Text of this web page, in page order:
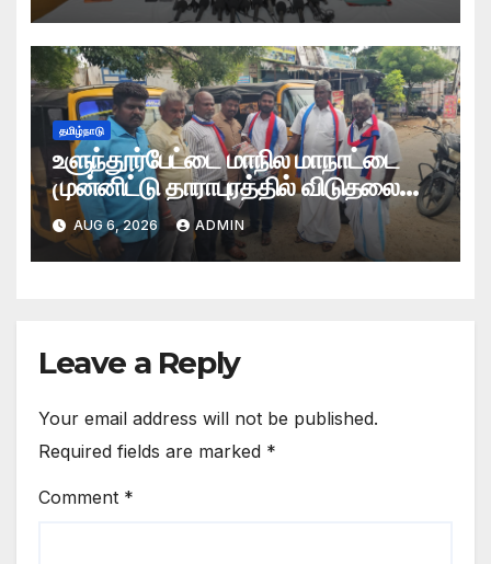
தமிழ்நாடு
உளுந்தூர்பேட்டை மாநில மாநாட்டை
முன்னிட்டு தாராபுரத்தில் விடுதலை
சிறுத்தைகள் கட்சியினரின் தீவிர
பிரச்சாரப் பயணம்
AUG 6, 2026 ADMIN
Leave a Reply
Your email address will not be published.
Required fields are marked *
Comment *